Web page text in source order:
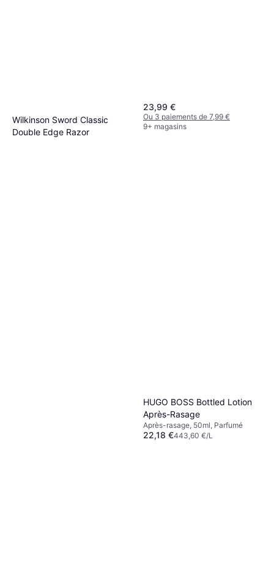
Wilkinson Sword Classic
Double Edge Razor
23,99 €
Ou 3 paiements de 7,99 €
9+ magasins
HUGO BOSS Bottled Lotion
Après-Rasage
Après-rasage, 50ml, Parfumé
22,18 €443,60 €/L